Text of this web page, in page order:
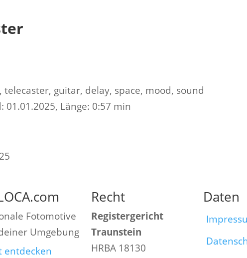
guitar, delay, space, mood, sound
01.01.2025, Länge: 0:57 min
Fotomotive
Umgebung
entdecken
Recht
Registergericht
Traunstein
HRBA 18130
Daten